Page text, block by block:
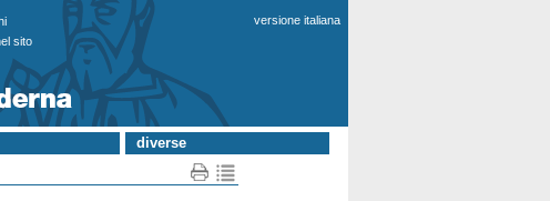
versione italiana
sito
diverse